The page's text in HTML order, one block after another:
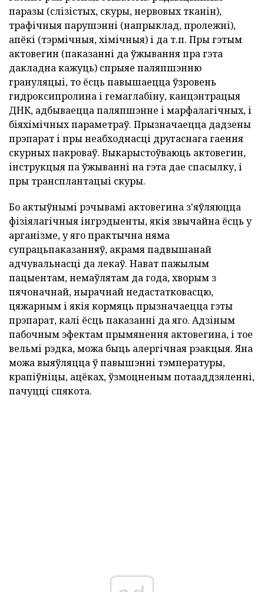
паразы (слізістых, скуры, нервовых тканін),
трафічныя парушэнні (напрыклад, пролежні),
апёкі (тэрмічныя, хімічныя) і да т.п. Пры гэтым
актовегин (паказанні да ўжывання пра гэта
дакладна кажуць) спрыяе паляпшэнню
грануляцыі, то ёсць павышаецца ўзровень
гидроксипролина і гемаглабіну, канцэнтрацыя
ДНК, адбываецца паляпшэнне і марфалагічных, і
біяхімічных параметраў. Прызначаецца дадзены
прэпарат і пры неабходнасці другаснага гаення
скурных пакроваў. Выкарыстоўваюць актовегин,
інструкцыя па ўжыванні на гэта дае спасылку, і
пры трансплантацыі скуры.
Бо актыўнымі рэчывамі актовегина з'яўляюцца
фізіялагічныя інгрэдыенты, якія звычайна ёсць у
арганізме, у яго практычна няма
супрацьпаказанняў, акрамя падвышанай
адчувальнасці да лекаў. Нават пажылым
пацыентам, немаўлятам да года, хворым з
пячоначнай, нырачнай недастатковасцю,
цяжарным і якія кормяць прызначаецца гэты
прэпарат, калі ёсць паказанні да яго. Адзіным
пабочным эфектам прымянення актовегина, і тое
вельмі рэдка, можа быць алергічная рэакцыя. Яна
можа выяўляцца ў павышэнні тэмпературы,
крапіўніцы, ацёках, ўзмоцненым потааддзяленні,
пачуцці спякота.